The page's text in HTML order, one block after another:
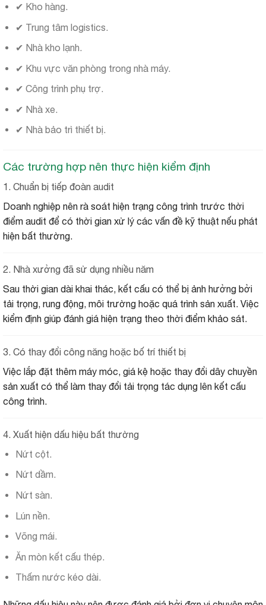
✔ Kho hàng.
✔ Trung tâm logistics.
✔ Nhà kho lạnh.
✔ Khu vực văn phòng trong nhà máy.
✔ Công trình phụ trợ.
✔ Nhà xe.
✔ Nhà bảo trì thiết bị.
Các trường hợp nên thực hiện kiểm định
1. Chuẩn bị tiếp đoàn audit
Doanh nghiệp nên rà soát hiện trạng công trình trước thời
điểm audit để có thời gian xử lý các vấn đề kỹ thuật nếu phát
hiện bất thường.
2. Nhà xưởng đã sử dụng nhiều năm
Sau thời gian dài khai thác, kết cấu có thể bị ảnh hưởng bởi
tải trọng, rung động, môi trường hoặc quá trình sản xuất. Việc
kiểm định giúp đánh giá hiện trạng theo thời điểm khảo sát.
3. Có thay đổi công năng hoặc bố trí thiết bị
Việc lắp đặt thêm máy móc, giá kệ hoặc thay đổi dây chuyền
sản xuất có thể làm thay đổi tải trọng tác dụng lên kết cấu
công trình.
4. Xuất hiện dấu hiệu bất thường
Nứt cột.
Nứt dầm.
Nứt sàn.
Lún nền.
Võng mái.
Ăn mòn kết cấu thép.
Thấm nước kéo dài.